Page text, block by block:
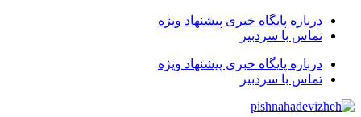
درباره پایگاه خبری پیشنهاد ویژه
تماس با سردبیر
درباره پایگاه خبری پیشنهاد ویژه
تماس با سردبیر